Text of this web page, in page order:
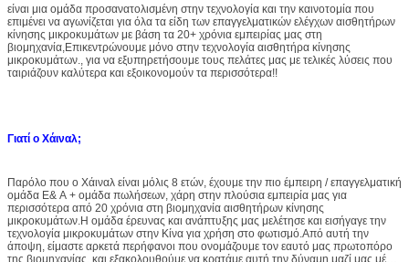
είναι μια ομάδα προσανατολισμένη στην τεχνολογία και την καινοτομία που
επιμένει να αγωνίζεται για όλα τα είδη των επαγγελματικών ελέγχων αισθητήρων
κίνησης μικροκυμάτων με βάση τα 20+ χρόνια εμπειρίας μας στη
βιομηχανία,Επικεντρώνουμε μόνο στην τεχνολογία αισθητήρα κίνησης
μικροκυμάτων., για να εξυπηρετήσουμε τους πελάτες μας με τελικές λύσεις που
ταιριάζουν καλύτερα και εξοικονομούν τα περισσότερα!!
Γιατί ο Χάιναλ;
Παρόλο που ο Χάιναλ είναι μόλις 8 ετών, έχουμε την πιο έμπειρη / επαγγελματική
ομάδα Ε& Α + ομάδα πωλήσεων, χάρη στην πλούσια εμπειρία μας για
περισσότερα από 20 χρόνια στη βιομηχανία αισθητήρων κίνησης
μικροκυμάτων.Η ομάδα έρευνας και ανάπτυξης μας μελέτησε και εισήγαγε την
τεχνολογία μικροκυμάτων στην Κίνα για χρήση στο φωτισμό.Από αυτή την
άποψη, είμαστε αρκετά περήφανοι που ονομάζουμε τον εαυτό μας πρωτοπόρο
της βιομηχανίας, και εξακολουθούμε να κρατάμε αυτή την δύναμη μαζί μας μέχρι